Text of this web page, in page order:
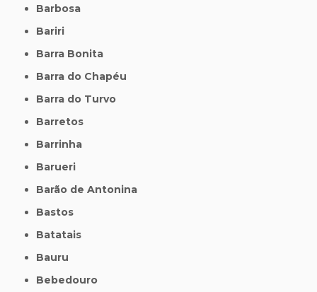
Barbosa
Bariri
Barra Bonita
Barra do Chapéu
Barra do Turvo
Barretos
Barrinha
Barueri
Barão de Antonina
Bastos
Batatais
Bauru
Bebedouro